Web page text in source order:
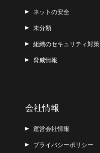
ネットの安全
未分類
組織のセキュリティ対策
脅威情報
会社情報
運営会社情報
プライバシーポリシー